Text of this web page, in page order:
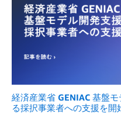
経済産業省 GENIAC 基盤
る採択事業者への支援を開